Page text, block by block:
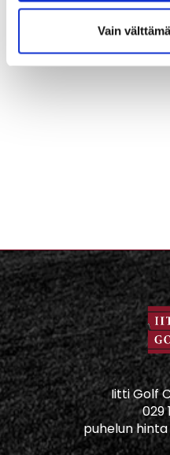
Vain
Iitti Golf
029
puhelun